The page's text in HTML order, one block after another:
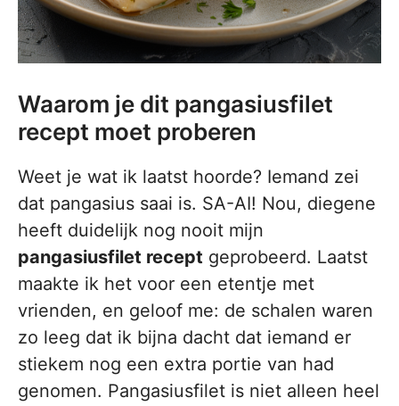
Waarom je dit pangasiusfilet
recept moet proberen
Weet je wat ik laatst hoorde? Iemand zei
dat pangasius saai is. SA-AI! Nou, diegene
heeft duidelijk nog nooit mijn
pangasiusfilet recept geprobeerd. Laatst
maakte ik het voor een etentje met
vrienden, en geloof me: de schalen waren
zo leeg dat ik bijna dacht dat iemand er
stiekem nog een extra portie van had
genomen. Pangasiusfilet is niet alleen heel